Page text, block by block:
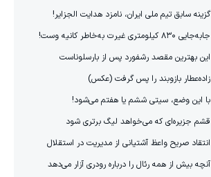
گزینه سابق تیم ملی ایران، نامزد هدایت الجزایر!
جابه‌جایی ۸۳۰ کیلومتری غیرت به‌خاطر کانیه وست!
این بهترین مقصد رشفورد پس از بارسلوناست
زاده‌عطار بازوبند را پس گرفت (عکس)
با این وضع، سیتی ششم یا هفتم می‌شود!
قشم جزیره‌ای که می‌خواهد لیگ برتری شود
انتقاد صریح واعظ آشتیانی از مدیریت در استقلال
آنچه بیش از همه رئال را درباره رودری آزار می‌دهد